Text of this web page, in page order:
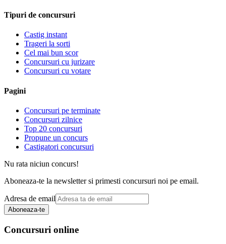
Tipuri de concursuri
Castig instant
Trageri la sorti
Cel mai bun scor
Concursuri cu jurizare
Concursuri cu votare
Pagini
Concursuri pe terminate
Concursuri zilnice
Top 20 concursuri
Propune un concurs
Castigatori concursuri
Nu rata niciun concurs!
Aboneaza-te la newsletter si primesti concursuri noi pe email.
Adresa de email
Aboneaza-te
Concursuri online